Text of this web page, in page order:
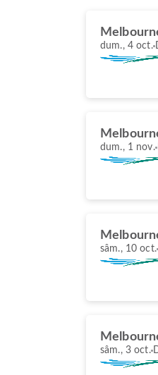
dum., 4 oct.
dum., 1 nov.
sâm., 10 oct.
sâm., 3 oct.